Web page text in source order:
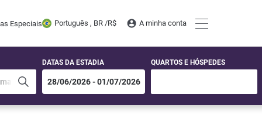
Especiais Português , BR /R$ A minha conta
DATAS DA ESTADIA QUARTOS E HÓSPEDES